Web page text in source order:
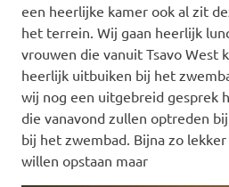
een heerlijke kamer ook al zit
het terrein. Wij gaan heerlijk
vrouwen die vanuit Tsavo West
heerlijk uitbuiken bij het
wij nog een uitgebreid gesprek
die vanavond zullen optreden
bij het zwembad. Bijna zo
willen opstaan maar